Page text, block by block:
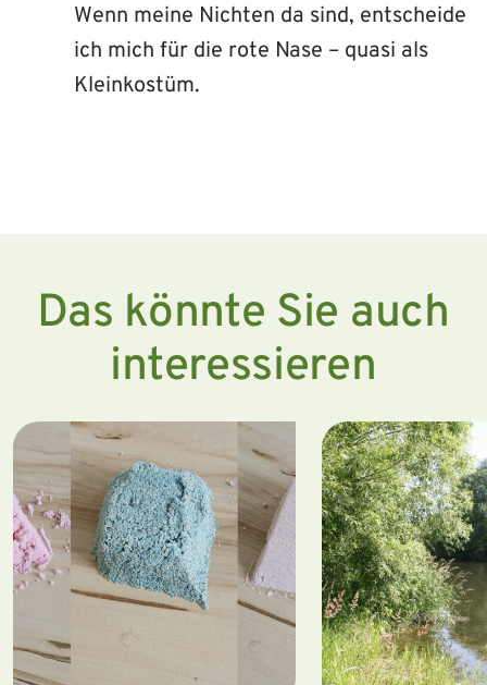
Wenn meine Nichten da sind, entscheide
ich mich für die rote Nase – quasi als
Kleinkostüm.
Das könnte Sie auch
interessieren